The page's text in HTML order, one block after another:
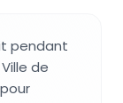
pendant
de